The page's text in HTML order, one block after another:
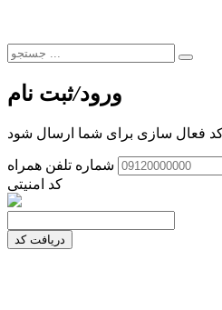
ورود/ثبت نام
کد فعال سازی برای شما ارسال شود
کد امنیتی
دریافت کد